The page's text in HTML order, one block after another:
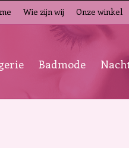
Wie zijn wij Onze winkel
Badmode